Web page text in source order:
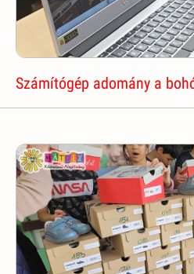
Számítógép adomány a